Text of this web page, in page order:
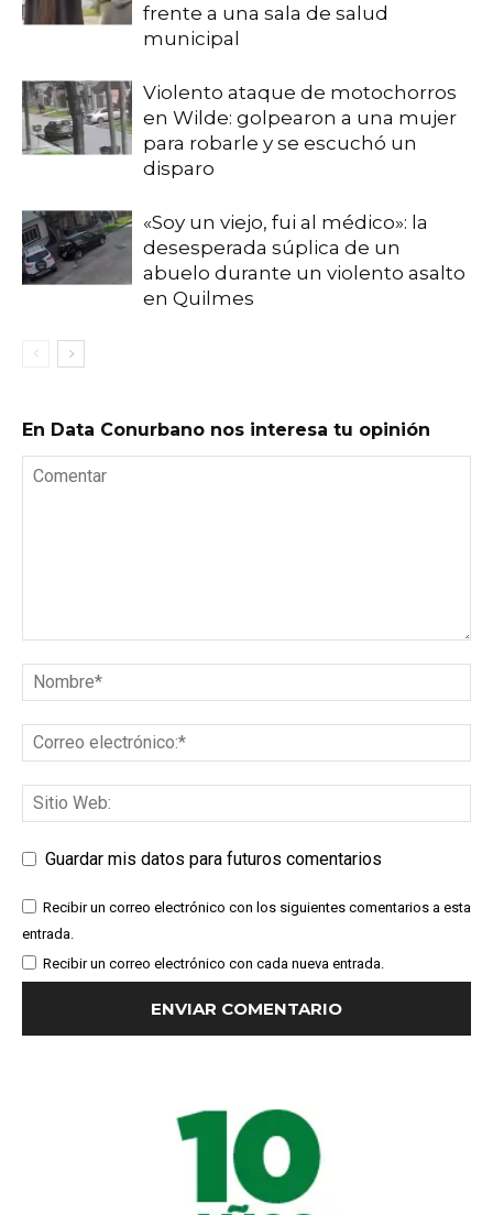
frente a una sala de salud
municipal
Violento ataque de motochorros
en Wilde: golpearon a una mujer
para robarle y se escuchó un
disparo
«Soy un viejo, fui al médico»: la
desesperada súplica de un
abuelo durante un violento asalto
en Quilmes
En Data Conurbano nos interesa tu opinión
Guardar mis datos para futuros comentarios
Recibir un correo electrónico con los siguientes comentarios a esta
entrada.
Recibir un correo electrónico con cada nueva entrada.